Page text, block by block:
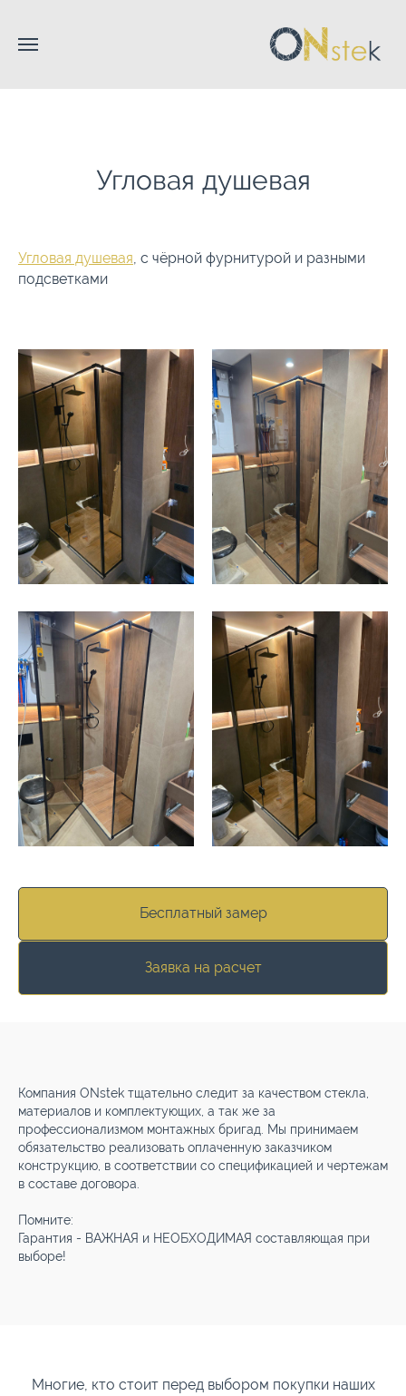
Угловая душевая
Угловая душевая, с чёрной фурнитурой и разными
подсветками
Бесплатный замер
Заявка на расчет
Компания ONstek тщательно следит за качеством стекла,
материалов и комплектующих, а так же за
профессионализмом монтажных бригад. Мы принимаем
обязательство реализовать оплаченную заказчиком
конструкцию, в соответствии со спецификацией и чертежам
в составе договора.
Помните:
Гарантия - ВАЖНАЯ и НЕОБХОДИМАЯ составляющая при
выборе!
Многие, кто стоит перед выбором покупки наших